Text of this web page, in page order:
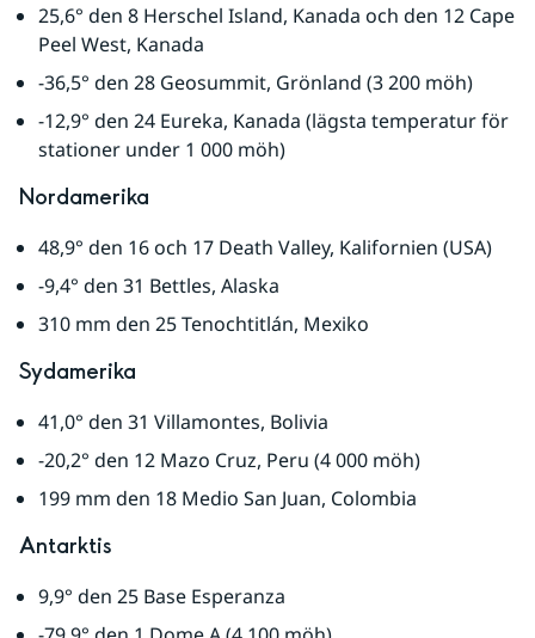
25,6° den 8 Herschel Island, Kanada och den 12 Cape
Peel West, Kanada
-36,5° den 28 Geosummit, Grönland (3 200 möh)
-12,9° den 24 Eureka, Kanada (lägsta temperatur för
stationer under 1 000 möh)
Nordamerika
48,9° den 16 och 17 Death Valley, Kalifornien (USA)
-9,4° den 31 Bettles, Alaska
310 mm den 25 Tenochtitlán, Mexiko
Sydamerika
41,0° den 31 Villamontes, Bolivia
-20,2° den 12 Mazo Cruz, Peru (4 000 möh)
199 mm den 18 Medio San Juan, Colombia
Antarktis
9,9° den 25 Base Esperanza